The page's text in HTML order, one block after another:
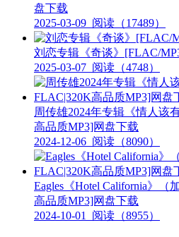
盘下载
2025-03-09 阅读（17489）
刘恋专辑《奇谈》[FLAC/
2025-03-07 阅读（4748）
周传雄2024年专辑《情人该
高品质MP3]网盘下载
2024-12-06 阅读（8090）
Eagles《Hotel California》
高品质MP3]网盘下载
2024-10-01
阅读（8955）